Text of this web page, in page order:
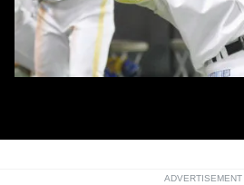
ADVERTISEMENT